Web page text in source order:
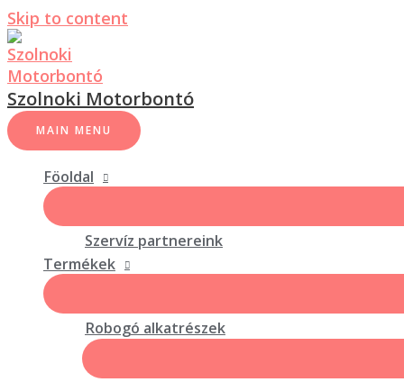
Skip to content
Szolnoki Motorbontó
MAIN MENU
Föoldal
Szervíz partnereink
Termékek
Robogó alkatrészek